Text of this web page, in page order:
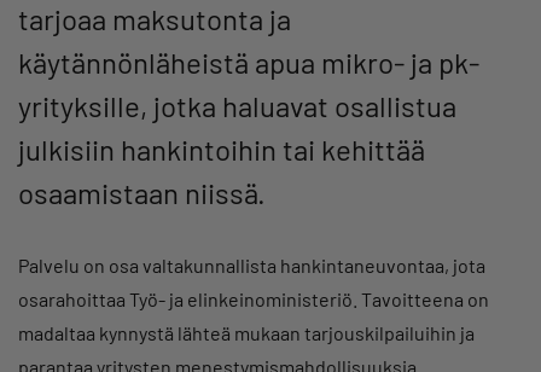
tarjoaa maksutonta ja
käytännönläheistä apua mikro- ja pk-
yrityksille, jotka haluavat osallistua
julkisiin hankintoihin tai kehittää
osaamistaan niissä.
Palvelu on osa valtakunnallista hankintaneuvontaa, jota
osarahoittaa Työ- ja elinkeinoministeriö. Tavoitteena on
madaltaa kynnystä lähteä mukaan tarjouskilpailuihin ja
parantaa yritysten menestymismahdollisuuksia.